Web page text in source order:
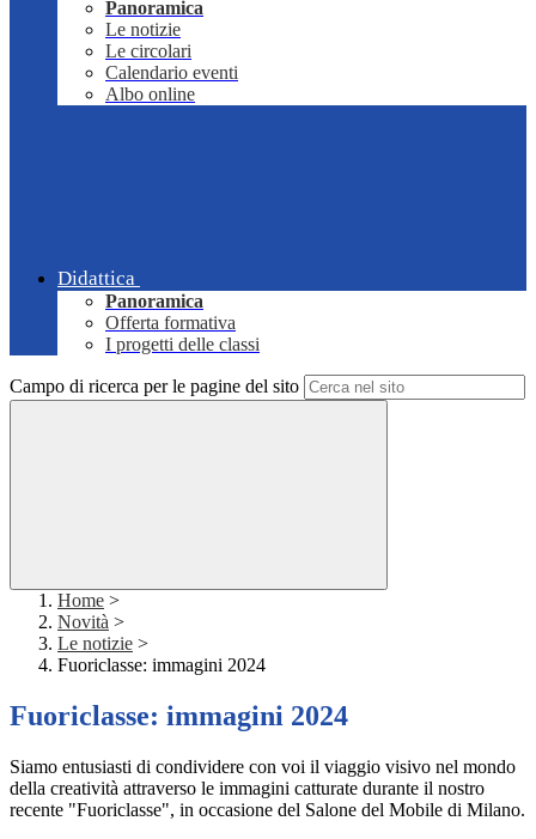
Panoramica
Le notizie
Le circolari
Calendario eventi
Albo online
Didattica
Panoramica
Offerta formativa
I progetti delle classi
Campo di ricerca per le pagine del sito
Home >
Novità >
Le notizie >
Fuoriclasse: immagini 2024
Fuoriclasse: immagini 2024
Siamo entusiasti di condividere con voi il viaggio visivo nel mondo
della creatività attraverso le immagini catturate durante il nostro
recente "Fuoriclasse", in occasione del Salone del Mobile di Milano.